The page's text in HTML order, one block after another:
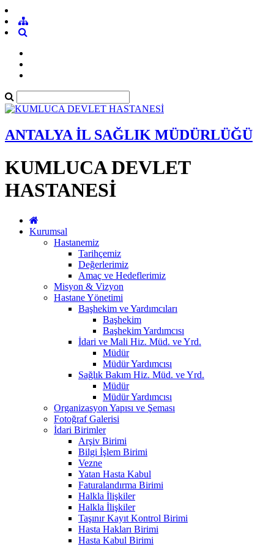
ANTALYA İL SAĞLIK MÜDÜRLÜĞÜ
KUMLUCA DEVLET
HASTANESİ
Kurumsal
Hastanemiz
Tarihçemiz
Değerlerimiz
Amaç ve Hedeflerimiz
Misyon & Vizyon
Hastane Yönetimi
Başhekim ve Yardımcıları
Başhekim
Başhekim Yardımcısı
İdari ve Mali Hiz. Müd. ve Yrd.
Müdür
Müdür Yardımcısı
Sağlık Bakım Hiz. Müd. ve Yrd.
Müdür
Müdür Yardımcısı
Organizasyon Yapısı ve Şeması
Fotoğraf Galerisi
İdari Birimler
Arşiv Birimi
Bilgi İşlem Birimi
Vezne
Yatan Hasta Kabul
Faturalandırma Birimi
Halkla İlişkiler
Halkla İlişkiler
Taşınır Kayıt Kontrol Birimi
Hasta Hakları Birimi
Hasta Kabul Birimi